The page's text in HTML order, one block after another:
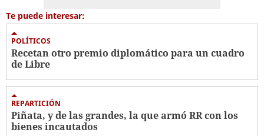
Te puede interesar:
POLÍTICOS
Recetan otro premio diplomático para un cuadro
de Libre
REPARTICIÓN
Piñata, y de las grandes, la que armó RR con los
bienes incautados